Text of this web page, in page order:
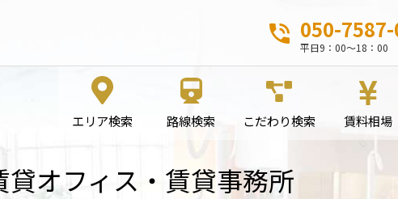
050-
平日9：00～18：00
エリア検索 路線検索 こだわり検索 賃料相場
オフィス・賃貸事務所